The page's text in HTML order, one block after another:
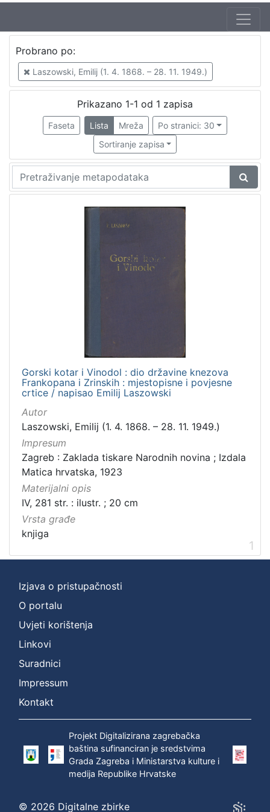
Jezik
hrvatski
cjelina
Obitelji Šubić, Zrinski i Frankopan
Probrano po:
Laszowski, Emilij (1. 4. 1868. – 28. 11. 1949.)
Prikazano 1-1 od 1 zapisa
Faseta Lista Mreža
Po stranici: 30
Sortiranje zapisa
Gorski kotar i Vinodol : dio državine knezova
Frankopana i Zrinskih : mjestopisne i povjesne
crtice / napisao Emilij Laszowski
Autor
Laszowski, Emilij (1. 4. 1868. – 28. 11. 1949.)
Impresum
Zagreb : Zaklada tiskare Narodnih novina ; Izdala
Matica hrvatska, 1923
Materijalni opis
IV, 281 str. : ilustr. ; 20 cm
Vrsta građe
knjiga
1
Izjava o pristupačnosti
O portalu
Uvjeti korištenja
Linkovi
Suradnici
Impressum
Kontakt
Projekt Digitalizirana zagrebačka
baština sufinanciran je sredstvima
Grada Zagreba i Ministarstva kulture i
medija Republike Hrvatske
© 2026 Digitalne zbirke